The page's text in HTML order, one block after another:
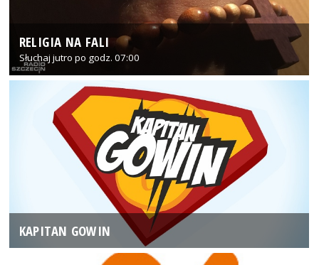
RELIGIA NA FALI
Słuchaj jutro po godz. 07:00
KAPITAN GOWIN